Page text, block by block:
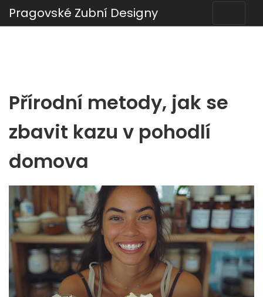
Pragovské Zubní Designy
Přírodní metody, jak se
zbavit kazu v pohodlí
domova